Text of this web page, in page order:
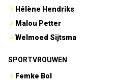
Hélène Hendriks
Malou Petter
Welmoed Sijtsma
SPORTVROUWEN
Femke Bol